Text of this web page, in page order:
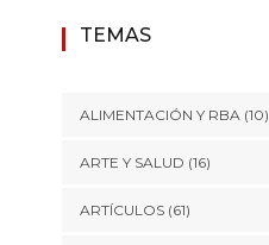
TEMAS
ALIMENTACIÓN Y RBA(10)
ARTE Y SALUD (16)
ARTÍCULOS(61)